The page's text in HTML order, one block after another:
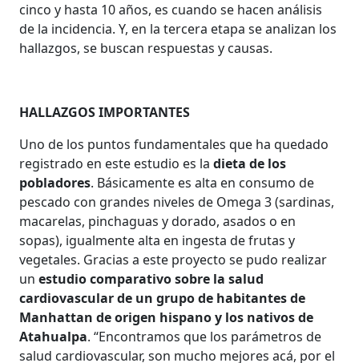
cinco y hasta 10 años, es cuando se hacen análisis
de la incidencia. Y, en la tercera etapa se analizan los
hallazgos, se buscan respuestas y causas.
HALLAZGOS IMPORTANTES
Uno de los puntos fundamentales que ha quedado
registrado en este estudio es ladieta de los
pobladores. Básicamente es alta en consumo de
pescado con grandes niveles de Omega 3 (sardinas,
macarelas, pinchaguas y dorado, asados o en
sopas), igualmente alta en ingesta de frutas y
vegetales. Gracias a este proyecto se pudo realizar
unestudio comparativo sobre la salud
cardiovascular de un grupo de habitantes de
Manhattan de origen hispano y los nativos de
Atahualpa. “Encontramos que los parámetros de
salud cardiovascular, son mucho mejores acá, por el